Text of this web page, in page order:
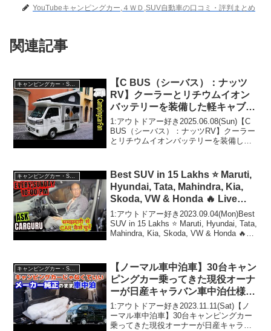
YouTubeキャンピングカー,４ＷＤ,SUV自動車の口コミ・評判まとめ
関連記事
キャンピングカー・SUV人気車種
【C BUS（シーバス）：ナッツ
RV】クーラーとリチウムイオン
バッテリーを装備した軽キャブコ
ンキャンピングカー
1:アウトドアー好き2025.06.08(Sun)【C
BUS（シーバス）：ナッツRV】クーラー
とリチウムイオンバッテリーを装備した
ウトドアー好き2025.06.08...
キャンピングカー・SUV人気車種
Best SUV in 15 Lakhs ⭐️ Maruti,
Hyundai, Tata, Mahindra, Kia,
Skoda, VW & Honda 🔥 Live
With CARGURU
1:アウトドアー好き2023.09.04(Mon)Best
SUV in 15 Lakhs ⭐️ Maruti, Hyundai, Tata,
Mahindra, Kia, Skoda, VW & Honda 🔥
【ノーマル車中泊車】30台キャン
ピングカー乗ってきた現役オーナ
ーが日産キャラバン車中泊仕様車
で感じたメリット/デメリット
1:アウトドアー好き2023.11.11(Sat)【ノ
ーマル車中泊車】30台キャンピングカー
乗ってきた現役オーナーが日産キャラバ